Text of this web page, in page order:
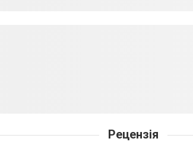
Рецензія